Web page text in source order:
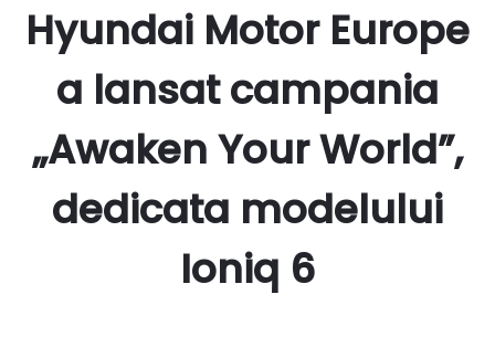
Hyundai Motor Europe
a lansat campania
„Awaken Your World”,
dedicata modelului
Ioniq 6